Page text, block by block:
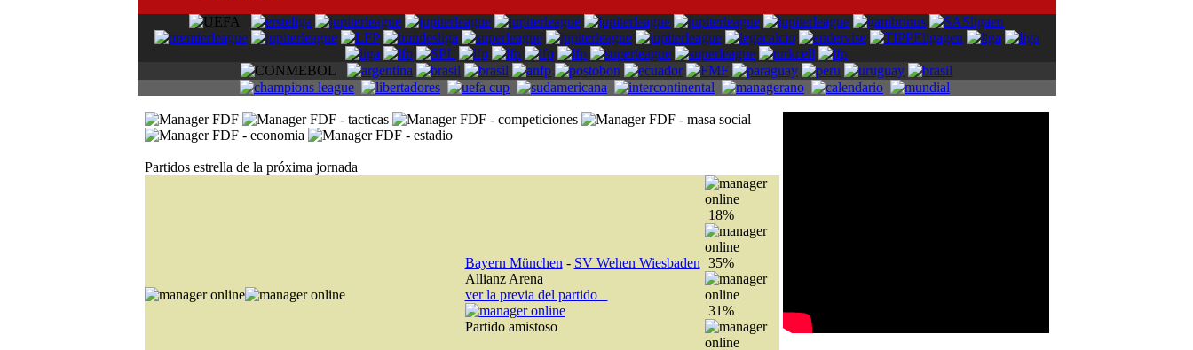
Partidos estrella de la próxima jornada
Bayern München - SV Wehen Wiesbaden
Allianz Arena
ver la previa del partido
Partido amistoso
18%
35%
31%